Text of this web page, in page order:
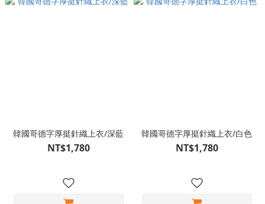
韓國哥德字厚挺針織上衣/深藍
NT$1,780
韓國哥德字厚挺針織上衣/白色
NT$1,780